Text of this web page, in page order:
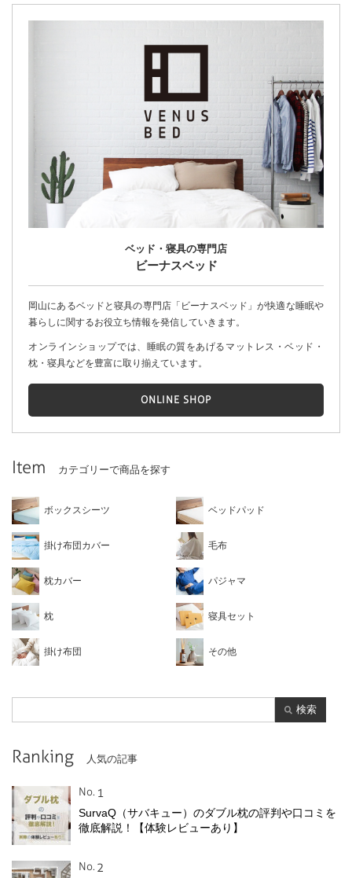
ベッド・寝具の専門店
ビーナスベッド
岡山にあるベッドと寝具の専門店「ビーナスベッド」が快適な睡眠や
暮らしに関するお役立ち情報を発信していきます。
オンラインショップでは、睡眠の質をあげるマットレス・ベッド・
枕・寝具などを豊富に取り揃えています。
ONLINE SHOP
Item カテゴリーで商品を探す
ボックスシーツ ベッドパッド
掛け布団カバー 毛布
枕カバー パジャマ
枕 寝具セット
掛け布団 その他
検索
Ranking 人気の記事
No.
SurvaQ（サバキュー）のダブル枕の評判や口コミを
徹底解説！【体験レビューあり】
No.